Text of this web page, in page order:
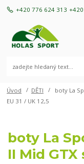
+420 776 624 313
Úvod DĚTI
boty La
EU 31 / UK 12,5
boty La
II Mid